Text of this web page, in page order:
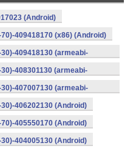
(Android)
409418170 (x86) (Android)
409418130 (armeabi-
408301130 (armeabi-
407007130 (armeabi-
406202130 (Android)
405550170 (Android)
404005130 (Android)